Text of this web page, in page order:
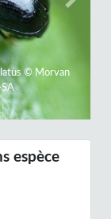
© Morvan
Next
espèce